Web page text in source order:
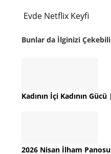
Evde Netflix Keyfi
Bunlar da İlginizi
Kadının İçi Kadının
2026 Nisan İlham